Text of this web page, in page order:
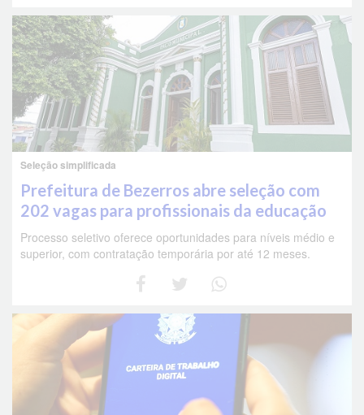
Seleção simplificada
Prefeitura de Bezerros abre seleção com
202 vagas para profissionais da educação
Processo seletivo oferece oportunidades para níveis médio e
superior, com contratação temporária por até 12 meses.